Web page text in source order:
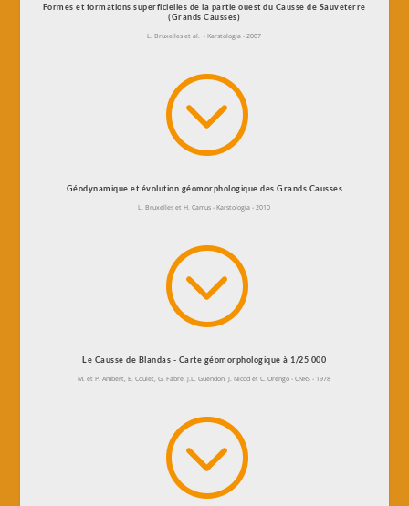
Formes et formations superficielles de la partie ouest du Causse de Sauveterre
(Grands Causses)
L. Bruxelles et al. - Karstologia - 2007
;
Géodynamique et évolution géomorphologique des Grands Causses
L. Bruxelles et H. Camus - Karstologia - 2010
;
Le Causse de Blandas - Carte géomorphologique à 1/25 000
M. et P. Ambert, E. Coulet, G. Fabre, J.L. Guendon, J. Nicod et C. Orengo - CNRS - 1978
;